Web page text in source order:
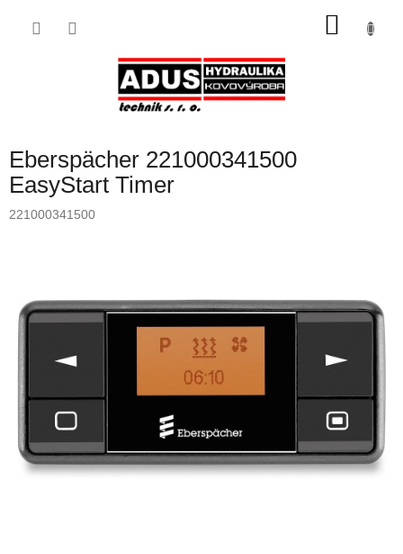
Eberspächer 221000341500
EasyStart Timer
221000341500